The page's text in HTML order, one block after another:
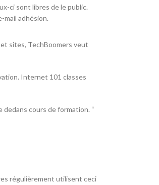
ci sont libres de le public.
mail adhésion.
sites, TechBoomers veut
Internet 101 classes
cours de formation. “
régulièrement utilisent ceci